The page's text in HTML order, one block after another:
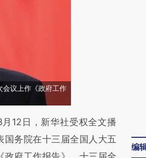
会议上作《政府工作
增加这段话：本文由第三方
财新文章
月12日，新华社受权全文播
国务院在十三届全国人大五
编